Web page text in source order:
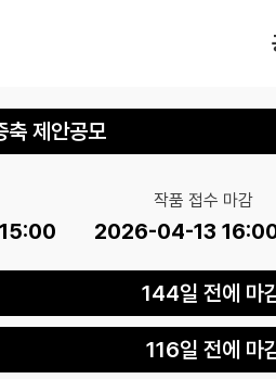
축 제안공모
작품 접수 마감
2026-04-13
144일 전에 마
116일 전에 마